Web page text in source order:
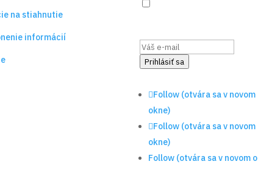
na stiahnutie
informácií
Prihlásiť sa
Follow(otvára sa v novom
okne)
Follow(otvára sa v novom
okne)
Follow(otvára sa v novom